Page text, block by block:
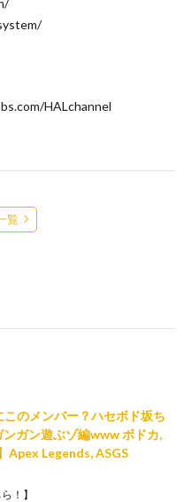
HALchannel
覧
このメンバー？ハセボド坂ち
ガン遊ぶゾ編www ボドカ,
Apex Legends, ASGS
！】